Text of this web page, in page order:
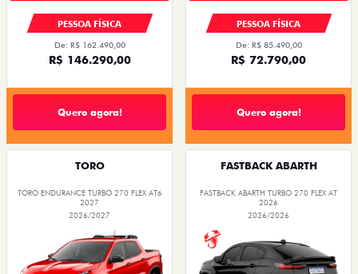
PESSOA FÍSICA
De: R$ 162.490,00
R$ 146.290,00
Quero agora!
PESSOA FÍSICA
De: R$ 85.490,00
R$ 72.790,00
Quero agora!
TORO
TORO ENDURANCE TURBO 270 FLEX AT6
2027
2026/2027
FASTBACK ABARTH
FASTBACK ABARTH TURBO 270 FLEX AT
2026
2026/2026